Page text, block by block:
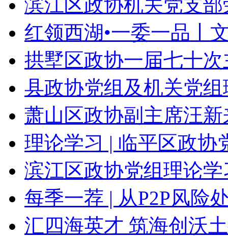
滨江区政协机关党支
红领西湖•一委一品丨
拱墅区政协一届七十
县政协党组及机关党
萧山区政协副主席汪
理论学习 | 临平区政协
滨江区政协党组理论
每季一荐 | 从P2P风险
汇四海英才 筑海创沃